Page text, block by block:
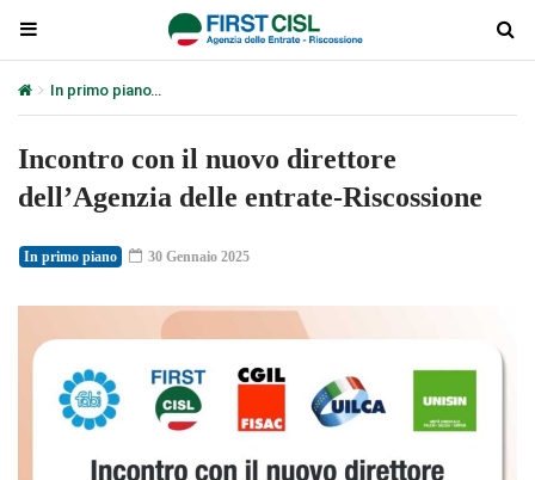
In primo piano
Incontro con il nuovo direttore
dell’Agenzia delle entrate-Riscossione
In primo piano 30 Gennaio 2025